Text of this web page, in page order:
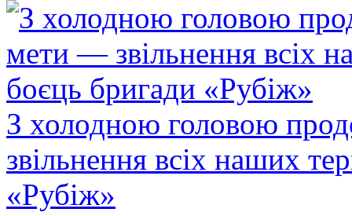
З холодною головою
звільнення всіх наших
«Рубіж»